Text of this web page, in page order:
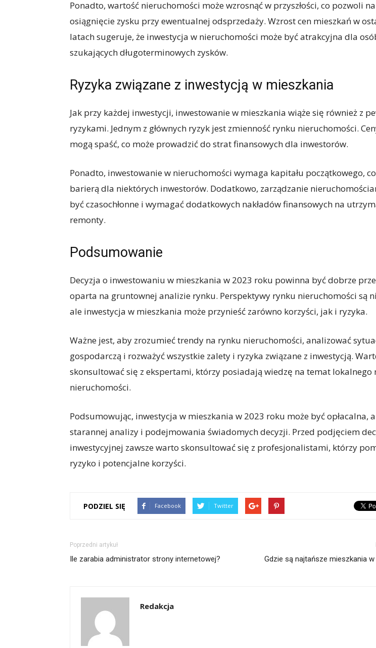
Ponadto, wartość nieruchomości może wzrosnąć w przyszłości, co pozwoli na
osiągnięcie zysku przy ewentualnej odsprzedaży. Wzrost cen mieszkań w
latach sugeruje, że inwestycja w nieruchomości może być atrakcyjna dla
szukających długoterminowych zysków.
Ryzyka związane z inwestycją w mieszkania
Jak przy każdej inwestycji, inwestowanie w mieszkania wiąże się również z
ryzykami. Jednym z głównych ryzyk jest zmienność rynku nieruchomości.
mogą spaść, co może prowadzić do strat finansowych dla inwestorów.
Ponadto, inwestowanie w nieruchomości wymaga kapitału początkowego,
barierą dla niektórych inwestorów. Dodatkowo, zarządzanie
być czasochłonne i wymagać dodatkowych nakładów finansowych na
remonty.
Podsumowanie
Decyzja o inwestowaniu w mieszkania w 2023 roku powinna być dobrze
oparta na gruntownej analizie rynku. Perspektywy rynku nieruchomości są
ale inwestycja w mieszkania może przynieść zarówno korzyści, jak i ryzyka.
Ważne jest, aby zrozumieć trendy na rynku nieruchomości, analizować
gospodarczą i rozważyć wszystkie zalety i ryzyka związane z inwestycją.
skonsultować się z ekspertami, którzy posiadają wiedzę na temat lokalnego
nieruchomości.
Podsumowując, inwestycja w mieszkania w 2023 roku może być opłacalna,
starannej analizy i podejmowania świadomych decyzji. Przed podjęciem
inwestycyjnej zawsze warto skonsultować się z profesjonalistami, którzy
ryzyko i potencjalne korzyści.
PODZIEL SIĘ Facebook Twitter
Poprzedni artykuł
Ile zarabia administrator strony internetowej? Gdzie są najtańsze mieszkania
Redakcja